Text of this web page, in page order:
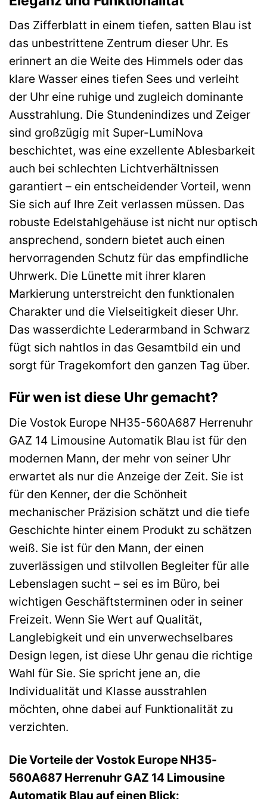
Das Zifferblatt in einem tiefen, satten Blau ist
das unbestrittene Zentrum dieser Uhr. Es
erinnert an die Weite des Himmels oder das
klare Wasser eines tiefen Sees und verleiht
der Uhr eine ruhige und zugleich dominante
Ausstrahlung. Die Stundenindizes und Zeiger
sind großzügig mit Super-LumiNova
beschichtet, was eine exzellente Ablesbarkeit
auch bei schlechten Lichtverhältnissen
garantiert – ein entscheidender Vorteil, wenn
Sie sich auf Ihre Zeit verlassen müssen. Das
robuste Edelstahlgehäuse ist nicht nur optisch
ansprechend, sondern bietet auch einen
hervorragenden Schutz für das empfindliche
Uhrwerk. Die Lünette mit ihrer klaren
Markierung unterstreicht den funktionalen
Charakter und die Vielseitigkeit dieser Uhr.
Das wasserdichte Lederarmband in Schwarz
fügt sich nahtlos in das Gesamtbild ein und
sorgt für Tragekomfort den ganzen Tag über.
Für wen ist diese Uhr gemacht?
Die Vostok Europe NH35-560A687 Herrenuhr
GAZ 14 Limousine Automatik Blau ist für den
modernen Mann, der mehr von seiner Uhr
erwartet als nur die Anzeige der Zeit. Sie ist
für den Kenner, der die Schönheit
mechanischer Präzision schätzt und die tiefe
Geschichte hinter einem Produkt zu schätzen
weiß. Sie ist für den Mann, der einen
zuverlässigen und stilvollen Begleiter für alle
Lebenslagen sucht – sei es im Büro, bei
wichtigen Geschäftsterminen oder in seiner
Freizeit. Wenn Sie Wert auf Qualität,
Langlebigkeit und ein unverwechselbares
Design legen, ist diese Uhr genau die richtige
Wahl für Sie. Sie spricht jene an, die
Individualität und Klasse ausstrahlen
möchten, ohne dabei auf Funktionalität zu
verzichten.
Die Vorteile der Vostok Europe NH35-
560A687 Herrenuhr GAZ 14 Limousine
Automatik Blau auf einen Blick: